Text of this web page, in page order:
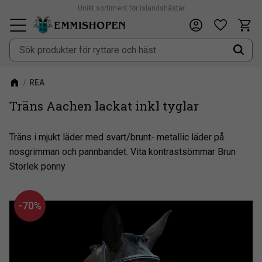
Meny
Unikt sortiment för islandshästar
Fri frakt vid köp över 900kr
REA
Träns Aachen lackat inkl tyglar
Träns i mjukt läder med svart/brunt- metallic läder på
nosgrimman och pannbandet. Vita kontrastsömmar ​Brun
Storlek ponny
70%